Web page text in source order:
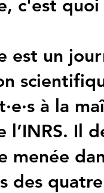
c'est quoi
est un
à la
Il
menée
des